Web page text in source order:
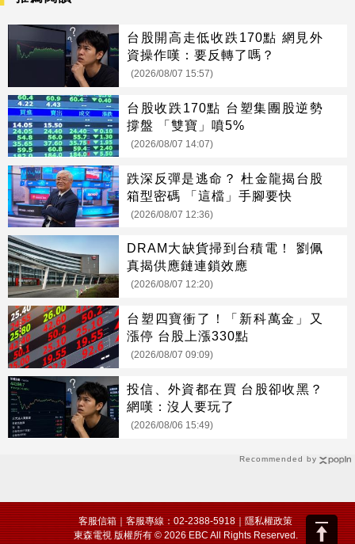
Recommended by
台股開高走低收跌170點 網見外
資操作嘆：要反轉了嗎？
(2026/08/07 15:57)
台股收跌170點 台塑集團股逆勢
撐盤 「雙寶」噴5%
(2026/08/07 14:07)
跌深反彈是逃命？ 杜金龍揭台股
箱型密碼 「這檔」手腳要快
(2026/08/07 12:36)
DRAM大缺貨掃到台積電！ 劉佩
真揭供應鏈連鎖效應
(2026/08/07 12:20)
台塑四寶衝了！「新科萬金」又
漲停 台股上漲330點
(2026/08/07 09:09)
投信、外資都在買 台股卻收黑？
網嘆：沒人要玩了
(2026/08/06 15:49)
客服信箱｜客服專線：02-2388-5918｜隱私權政策
東森電視 版權所有 © 2026 EBC All Rights Reserved.